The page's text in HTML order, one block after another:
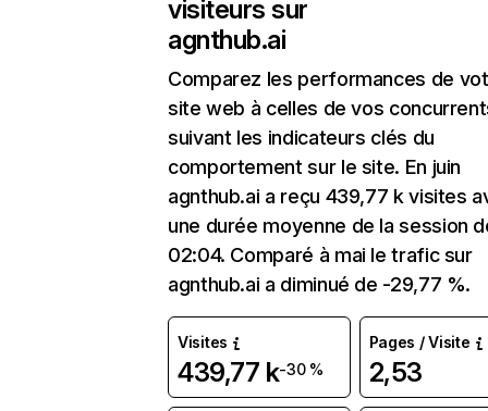
visiteurs sur
agnthub.ai
Comparez les performances de
site web à celles de vos
suivant les indicateurs clés du
comportement sur le site. En juin
agnthub.ai a reçu 439,77 k visites
une durée moyenne de la session
02:04. Comparé à mai le trafic sur
agnthub.ai a diminué de -29,77 %.
Visites
439,77 k-30 %
Pages / Visite
2,53